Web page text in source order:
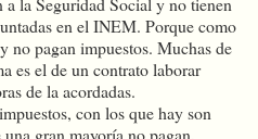
en el INEM. Porque como
no pagan impuestos. Muchas de
es el de un contrato laborar
de la acordadas.
con los que hay son
gran mayoría no pagan,